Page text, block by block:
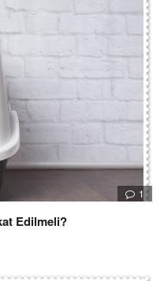
1
Edilmeli?